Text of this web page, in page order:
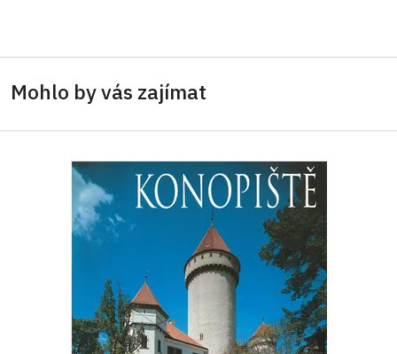
Mohlo by vás zajímat